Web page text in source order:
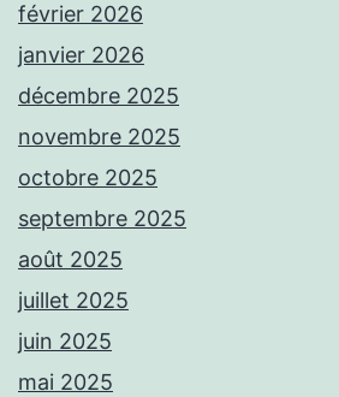
février 2026
janvier 2026
décembre 2025
novembre 2025
octobre 2025
septembre 2025
août 2025
juillet 2025
juin 2025
mai 2025